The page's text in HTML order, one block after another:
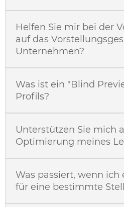
Helfen Sie mir bei der
auf das
Unternehmen?
Was ist ein "Blind
Profils?
Unterstützen Sie mich
Optimierung meines
Was passiert, wenn ich
für eine bestimmte